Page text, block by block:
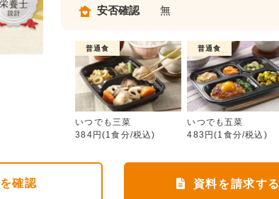
いつでも三菜
安否確認 無
普通食
いつでも三菜
384円(1食分/税込)
普通食
いつでも五菜
483円(1食分/税込)
を確認 資料を請求する